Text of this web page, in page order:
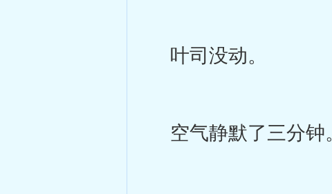
叶司没动。
空气静默了三分钟。